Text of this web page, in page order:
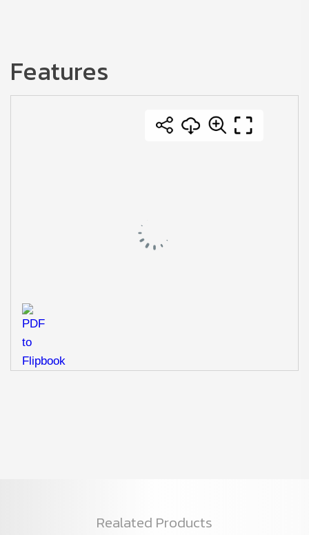
Features
Realated Products